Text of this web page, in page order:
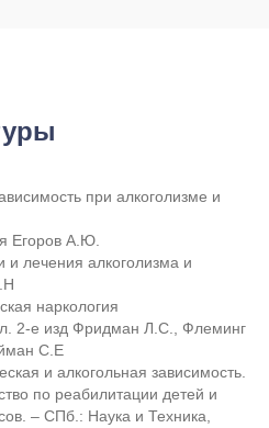
при алкоголизме и
Егоров А.Ю.
и лечения алкоголизма и
наркология
2-е изд Фридман Л.С., Флеминг
С.Е
и алкогольная зависимость.
по реабилитации детей и
– СПб.: Наука и Техника,